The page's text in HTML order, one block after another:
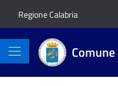
Regione Calabria